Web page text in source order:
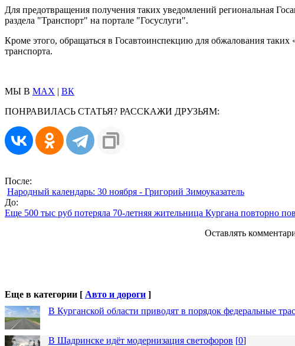
Для предотвращения получения таких уведомлений региональная
раздела "Транспорт" на портале "Госуслуги".
Кроме этого, обращаться в Госавтоинспекцию для обжалования
транспорта.
МЫ В MAX | ВК
ПОНРАВИЛАСЬ СТАТЬЯ? РАССКАЖИ ДРУЗЬЯМ:
После:
Народный календарь: 30 ноября - Григорий Зимоуказатель
До:
Еще 500 тыс руб потеряла 70-летняя жительница Кургана повторно
Оставлять
Еще в категории [ Авто и дороги ]
В Курганской области приводят в порядок федеральные
В Шадринске идёт модернизация светофоров [0]